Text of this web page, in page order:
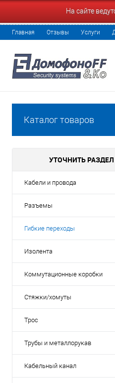
На сайте
Главная Отзывы Услуги
Каталог товаров
УТОЧНИТЬ РАЗДЕЛ
Кабели и провода
Разъемы
Гибкие переходы
Изолента
Коммутационные коробки
Стяжки/хомуты
Трос
Трубы и металлорукав
Кабельный канал